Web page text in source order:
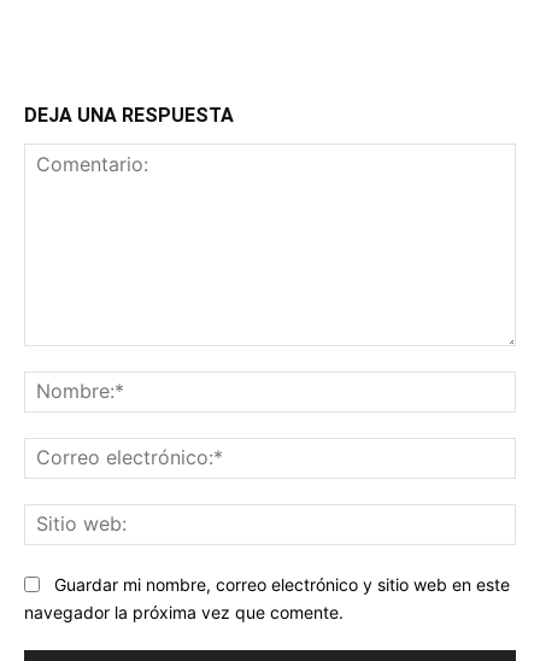
DEJA UNA RESPUESTA
Guardar mi nombre, correo electrónico y sitio web en este
navegador la próxima vez que comente.